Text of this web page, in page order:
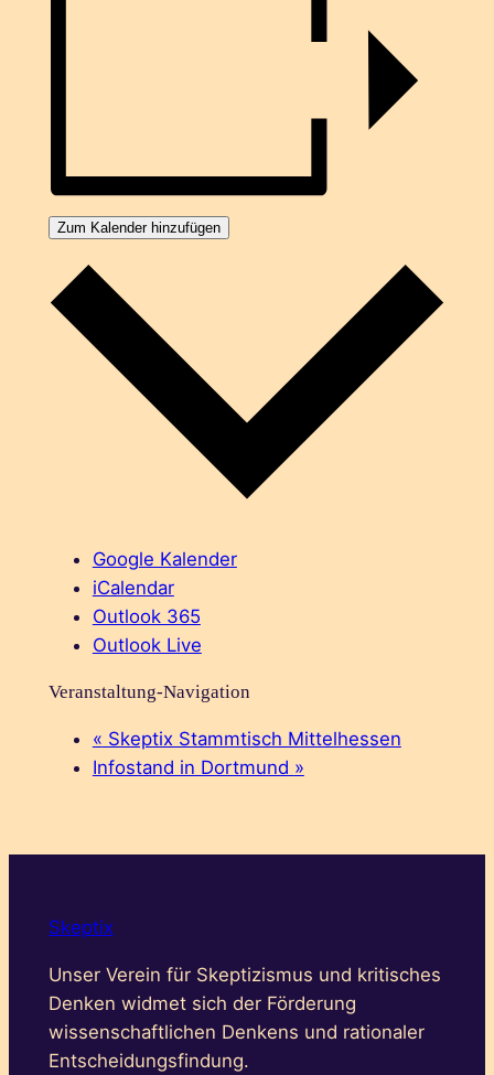
Zum Kalender hinzufügen
Google Kalender
iCalendar
Outlook 365
Outlook Live
Veranstaltung-Navigation
« Skeptix Stammtisch Mittelhessen
Infostand in Dortmund »
Skeptix
Unser Verein für Skeptizismus und kritisches
Denken widmet sich der Förderung
wissenschaftlichen Denkens und rationaler
Entscheidungsfindung.